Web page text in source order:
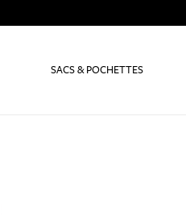
SACS & POCHETTES